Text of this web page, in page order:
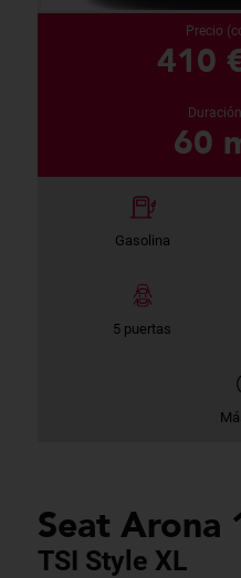
Precio
410
60
Gasolina
5 puertas
Seat Arona
TSI Style XL